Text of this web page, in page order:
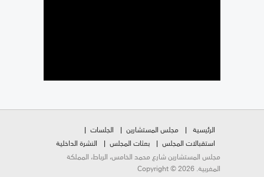
الرئيسية مجلس المستشارين
الجلسات
استقبالات المجلس
بعثات المجلس
النشرة الداخلية
مجلس المستشارين شارع محمد الخامس، الرباط، المملكة
المغربية. Copyright © 2026